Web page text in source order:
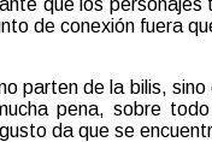
de conexión fuera
parten de la bilis,
pena, sobre
da que se